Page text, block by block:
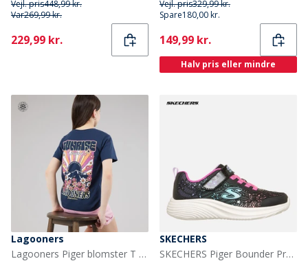
Vejl. pris448,99 kr.
Var269,99 kr.
Current
229,99 kr.
Vejl. pris329,99 kr.
Spare180,00 kr.
Current
149,99 kr.
Halv pris eller mindre
Lagooners
Lagooners Piger blomster T shirt Navy
SKECHERS
SKECHERS Piger Bounder Pro Sneakers Sort